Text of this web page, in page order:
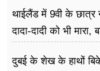
थाईलैंड में 9वी के
दादा-दादी को भी मारा,
दुबई के शेख के हाथों